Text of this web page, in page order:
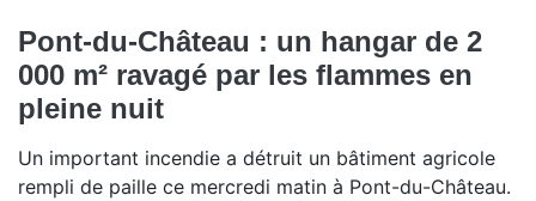
Pont-du-Château : un hangar de 2
000 m² ravagé par les flammes en
pleine nuit
Un important incendie a détruit un bâtiment agricole
rempli de paille ce mercredi matin à Pont-du-Château.